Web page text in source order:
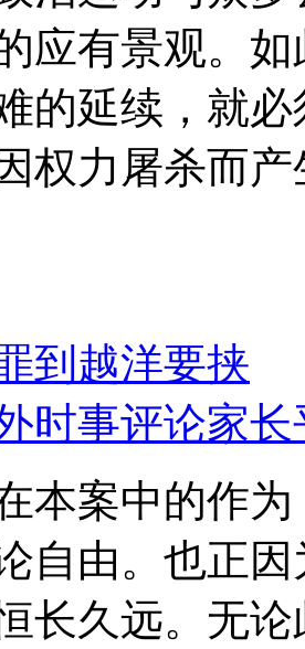
应有景观。
的延续，就
权力屠杀而
到越洋要挟
事评论家长
本案中的作
自由。也正
长久远。无